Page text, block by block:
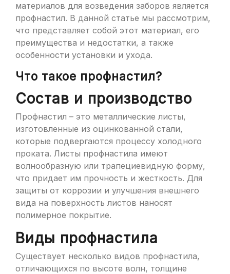
материалов для возведения заборов является
профнастил. В данной статье мы рассмотрим,
что представляет собой этот материал, его
преимущества и недостатки, а также
особенности установки и ухода.
Что такое профнастил?
Состав и производство
Профнастил – это металлические листы,
изготовленные из оцинкованной стали,
которые подвергаются процессу холодного
проката. Листы профнастила имеют
волнообразную или трапециевидную форму,
что придает им прочность и жесткость. Для
защиты от коррозии и улучшения внешнего
вида на поверхность листов наносят
полимерное покрытие.
Виды профнастила
Существует несколько видов профнастила,
отличающихся по высоте волн, толщине